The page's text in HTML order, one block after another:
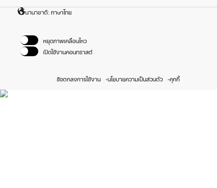
นานาชาติ: ภาษาไทย
หยุดภาพเคลื่อนไหว
เปิดใช้งานคอนทราสต์
ข้อตกลงการใช้งาน นโยบายความเป็นส่วนตัว คุกกี้